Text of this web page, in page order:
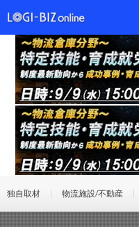
独自取材 物流施設/不動産